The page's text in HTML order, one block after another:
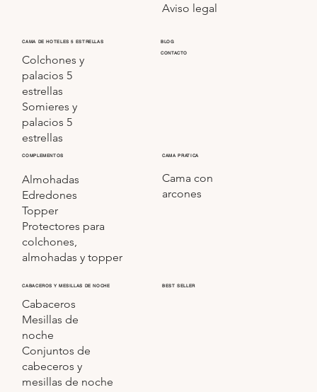
CAMA DE HOTELES 5 ESTRELLAS
Colchones y
palacios 5
estrellas
Somieres y
palacios 5
estrellas
COMPLEMENTOS
Almohadas
Edredones
Topper
Protectores para
colchones,
almohadas y topper
CABACEROS Y MESILLAS DE NOCHE
Cabaceros
Mesillas de
noche
Conjuntos de
cabeceros y
mesillas de noche
CAMA PRATICA
Cama con
arcones
BEST SELLER
BLOG
CONTACTO
Aviso legal